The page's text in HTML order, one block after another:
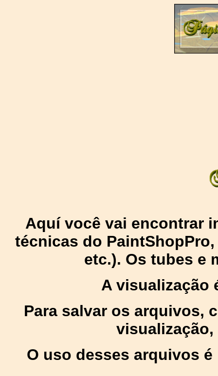
Aquí você vai encontrar
técnicas do
etc.). Os tubes e
A visualização
Para salvar os arquivos,
O uso desses arquivos